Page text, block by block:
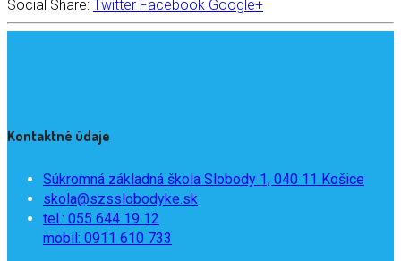
Social Share: Twitter Facebook Google+
Kontaktné údaje
Súkromná základná škola Slobody 1, 040 11 Košice
skola@szsslobodyke.sk
tel.: 055 644 19 12
mobil: 0911 610 733